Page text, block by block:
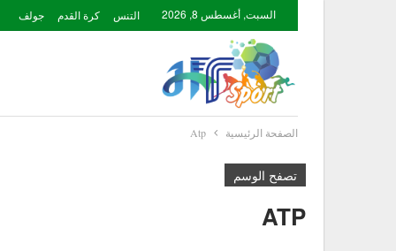
السبت, أغسطس 8, 2026 التنس كرة القدم جولف
الصفحة الرئيسية Atp
تصفح الوسم
ATP